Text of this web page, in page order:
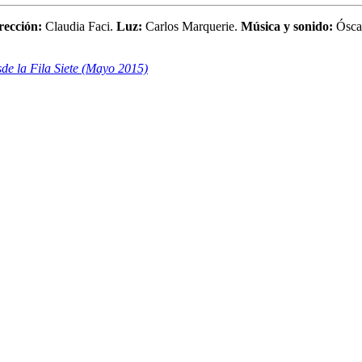
Claudia Faci. Luz: Carlos Marquerie. Música y sonido:
la Fila Siete (Mayo 2015)